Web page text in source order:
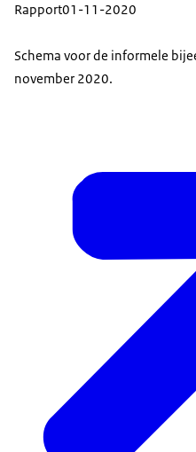
Rapport01-11-2020
Schema voor de informele
november 2020.